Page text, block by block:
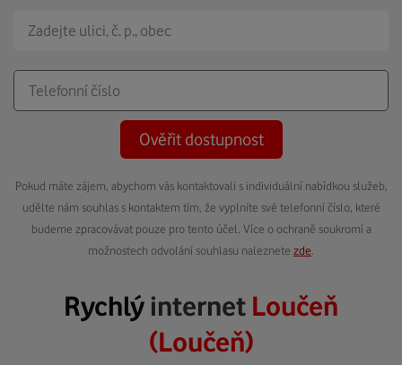
Ověřit dostupnost
Pokud máte zájem, abychom vás kontaktovali s individuální nabídkou služeb,
udělte nám souhlas s kontaktem tím, že vyplníte své telefonní číslo, které
budeme zpracovávat pouze pro tento účel. Více o ochraně soukromí a
možnostech odvolání souhlasu naleznete zde
Rychlýinternet Loučeň
(Loučeň)